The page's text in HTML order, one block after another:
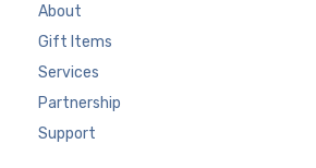
About
Gift Items
Services
Partnership
Support